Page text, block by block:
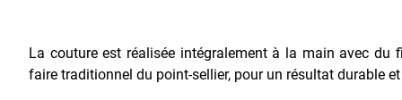
La couture est réalisée intégralement à la main avec du
faire traditionnel du point-sellier, pour un résultat durable